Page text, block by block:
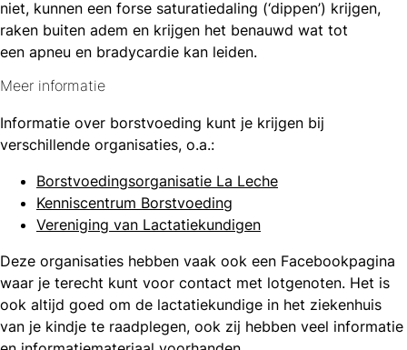
niet, kunnen een forse saturatiedaling (‘dippen’) krijgen,
raken buiten adem en krijgen het benauwd wat tot
een apneu en bradycardie kan leiden.
Meer informatie
Informatie over borstvoeding kunt je krijgen bij
verschillende organisaties, o.a.:
Borstvoedingsorganisatie La Leche
Kenniscentrum Borstvoeding
Vereniging van Lactatiekundigen
Deze organisaties hebben vaak ook een Facebookpagina
waar je terecht kunt voor contact met lotgenoten. Het is
ook altijd goed om de lactatiekundige in het ziekenhuis
van je kindje te raadplegen, ook zij hebben veel informatie